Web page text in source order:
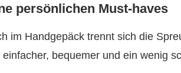
persönlichen Must-haves
im Handgepäck trennt sich die
bequemer und ein wenig